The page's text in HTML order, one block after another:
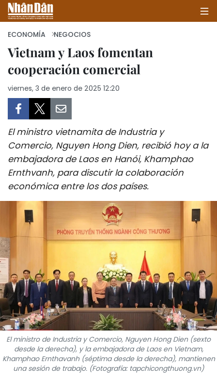
INICIO
POLÍTICA
SOCIEDAD
SALUD - MEDIO AMBIENTE
CULTURA - ENTRETENIMIENTO
INTERNACIONAL
DEPORTES
PUENTE DE AMISTAD
HISTORIAS MULTIMEDIA
FOTOGRAFÍA
¿QUIÉNES SOMOS?
ECONOMÍA NEGOCIOS
Vietnam y Laos fomentan
cooperación comercial
viernes, 3 de enero de 2025 12:20
El ministro vietnamita de Industria y
Comercio, Nguyen Hong Dien, recibió hoy a la
embajadora de Laos en Hanói, Khamphao
Ernthvanh, para discutir la colaboración
económica entre los dos países.
El ministro de Industria y Comercio, Nguyen Hong Dien (sexto
desde la derecha), y la embajadora de Laos en Vietnam,
Khamphao Ernthavanh (séptima desde la derecha), mantienen
una sesión de trabajo. (Fotografía: tapchicongthuong.vn)